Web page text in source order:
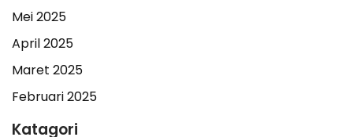
Mei 2025
April 2025
Maret 2025
Februari 2025
Katagori